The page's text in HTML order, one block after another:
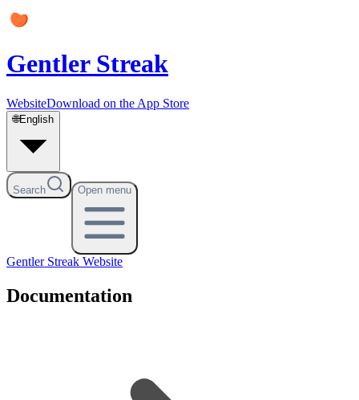
Gentler Streak
WebsiteDownload on the App Store
🌐English
Search Open menu
Gentler Streak Website
Documentation